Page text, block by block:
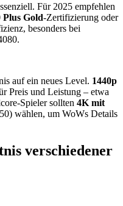
Für 2025 empfehlen
Plus Gold-Zertifizierung oder
besonders bei
auf ein neues Level. 1440p
Preis und Leistung – etwa
Spieler sollten 4K mit
wählen, um WoWs Details
verschiedener